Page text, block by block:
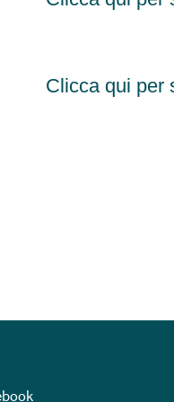
Clicca qui per